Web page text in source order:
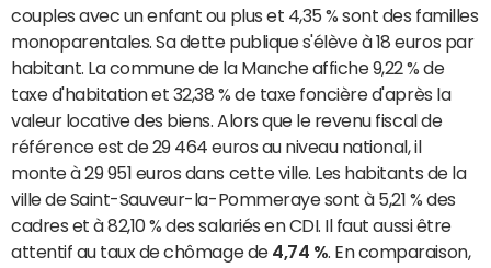
couples avec un enfant ou plus et 4,35 % sont des familles
monoparentales. Sa dette publique s'élève à 18 euros par
habitant. La commune de la Manche affiche 9,22 % de
taxe d'habitation et 32,38 % de taxe foncière d'après la
valeur locative des biens. Alors que le revenu fiscal de
référence est de 29 464 euros au niveau national, il
monte à 29 951 euros dans cette ville. Les habitants de la
ville de Saint-Sauveur-la-Pommeraye sont à 5,21 % des
cadres et à 82,10 % des salariés en CDI. Il faut aussi être
attentif au taux de chômage de 4,74 %. En comparaison,